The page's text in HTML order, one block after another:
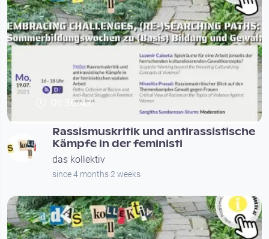
01:36:43
Rassismuskritik und antirassistische
Kämpfe in der feministi
das kollektiv
since 4 months 2 weeks